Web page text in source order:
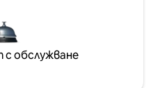
обслужване